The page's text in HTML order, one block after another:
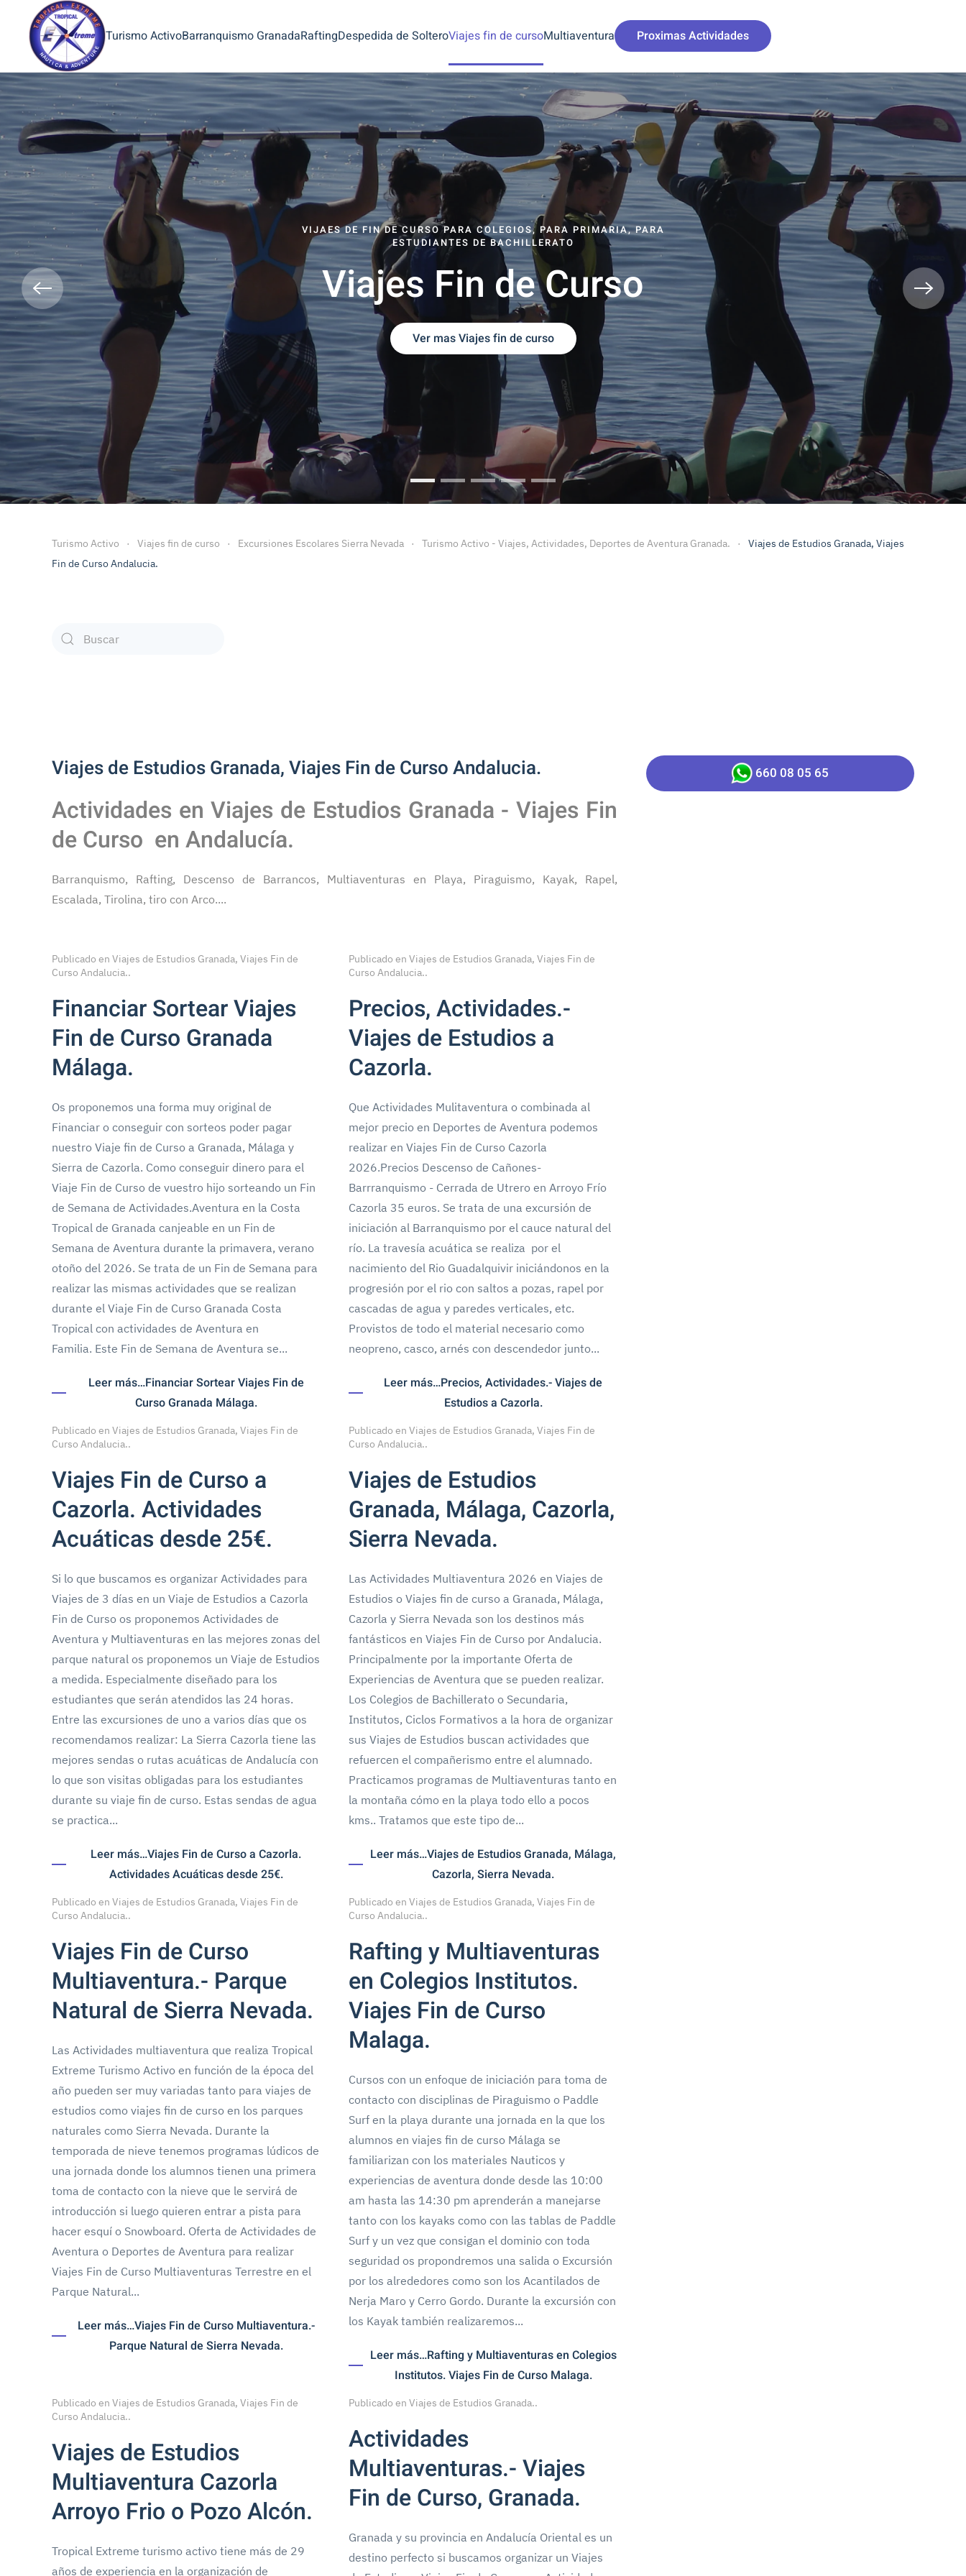
Turismo ActivoBarranquismo GranadaRaftingDespedida de SolteroViajes fin de cursoMultiaventura Proximas Actividades
VIJAES DE FIN DE CURSO PARA COLEGIOS, PARA PRIMARIA, PARA
ESTUDIANTES DE BACHILLERATO
Viajes Fin de Curso
Ver mas Viajes fin de curso
Viajes Fin de Curso
Viajes fin de Curso Granada
Viajes Fin de Curso Malaga
Viaje fin de curso a Cazorla
Viajes Fin de curso Andalucia
Turismo Activo Viajes fin de curso Excursiones Escolares Sierra Nevada Turismo Activo - Viajes, Actividades, Deportes de Aventura Granada.
Viajes de Estudios Granada, Viajes
Fin de Curso Andalucia.
Viajes de Estudios Granada, Viajes Fin de Curso Andalucia.
Actividades en Viajes de Estudios Granada - Viajes Fin
de Curso en Andalucía.
Barranquismo, Rafting, Descenso de Barrancos, Multiaventuras en Playa, Piraguismo, Kayak, Rapel,
Escalada, Tirolina, tiro con Arco....
Publicado en Viajes de Estudios Granada, Viajes Fin de
Curso Andalucia..
Financiar Sortear Viajes
Fin de Curso Granada
Málaga.
Os proponemos una forma muy original de
Financiar o conseguir con sorteos poder pagar
nuestro Viaje fin de Curso a Granada, Málaga y
Sierra de Cazorla. Como conseguir dinero para el
Viaje Fin de Curso de vuestro hijo sorteando un Fin
de Semana de Actividades.Aventura en la Costa
Tropical de Granada canjeable en un Fin de
Semana de Aventura durante la primavera, verano
otoño del 2026. Se trata de un Fin de Semana para
realizar las mismas actividades que se realizan
durante el Viaje Fin de Curso Granada Costa
Tropical con actividades de Aventura en
Familia. Este Fin de Semana de Aventura se...
Leer más…Financiar Sortear Viajes Fin de
Curso Granada Málaga.
Publicado enViajes de Estudios Granada, Viajes Fin de
Curso Andalucia..
Precios, Actividades.-
Viajes de Estudios a
Cazorla.
Que Actividades Mulitaventura o combinada al
mejor precio en Deportes de Aventura podemos
realizar en Viajes Fin de Curso Cazorla
2026.Precios Descenso de Cañones-
Barrranquismo - Cerrada de Utrero en Arroyo Frío
Cazorla 35 euros. Se trata de una excursión de
iniciación al Barranquismo por el cauce natural del
río. La travesía acuática se realiza por el
nacimiento del Rio Guadalquivir iniciándonos en la
progresión por el rio con saltos a pozas, rapel por
cascadas de agua y paredes verticales, etc.
Provistos de todo el material necesario como
neopreno, casco, arnés con descendedor junto...
Leer más…Precios, Actividades.- Viajes de
Estudios a Cazorla.
Publicado en Viajes de Estudios Granada, Viajes Fin de
Curso Andalucia..
Viajes Fin de Curso a
Cazorla. Actividades
Acuáticas desde 25€.
Si lo que buscamos es organizar Actividades para
Viajes de 3 días en un Viaje de Estudios a Cazorla
Fin de Curso os proponemos Actividades de
Aventura y Multiaventuras en las mejores zonas del
parque natural os proponemos un Viaje de Estudios
a medida. Especialmente diseñado para los
estudiantes que serán atendidos las 24 horas.
Entre las excursiones de uno a varios días que os
recomendamos realizar: La Sierra Cazorla tiene las
mejores sendas o rutas acuáticas de Andalucía con
lo que son visitas obligadas para los estudiantes
durante su viaje fin de curso. Estas sendas de agua
se practica...
Leer más…Viajes Fin de Curso a Cazorla.
Actividades Acuáticas desde 25€.
Publicado enViajes de Estudios Granada, Viajes Fin de
Curso Andalucia..
Viajes de Estudios
Granada, Málaga, Cazorla,
Sierra Nevada.
Las Actividades Multiaventura 2026 en Viajes de
Estudios o Viajes fin de curso a Granada, Málaga,
Cazorla y Sierra Nevada son los destinos más
fantásticos en Viajes Fin de Curso por Andalucia.
Principalmente por la importante Oferta de
Experiencias de Aventura que se pueden realizar.
Los Colegios de Bachillerato o Secundaria,
Institutos, Ciclos Formativos a la hora de organizar
sus Viajes de Estudios buscan actividades que
refuercen el compañerismo entre el alumnado.
Practicamos programas de Multiaventuras tanto en
la montaña cómo en la playa todo ello a pocos
kms.. Tratamos que este tipo de...
Leer más…Viajes de Estudios Granada, Málaga,
Cazorla, Sierra Nevada.
Publicado en Viajes de Estudios Granada, Viajes Fin de
Curso Andalucia..
Viajes Fin de Curso
Multiaventura.- Parque
Natural de Sierra Nevada.
Las Actividades multiaventura que realiza Tropical
Extreme Turismo Activo en función de la época del
año pueden ser muy variadas tanto para viajes de
estudios como viajes fin de curso en los parques
naturales como Sierra Nevada. Durante la
temporada de nieve tenemos programas lúdicos de
una jornada donde los alumnos tienen una primera
toma de contacto con la nieve que le servirá de
introducción si luego quieren entrar a pista para
hacer esquí o Snowboard. Oferta de Actividades de
Aventura o Deportes de Aventura para realizar
Viajes Fin de Curso Multiaventuras Terrestre en el
Parque Natural...
Leer más…Viajes Fin de Curso Multiaventura.-
Parque Natural de Sierra Nevada.
Publicado enViajes de Estudios Granada, Viajes Fin de
Curso Andalucia..
Rafting y Multiaventuras
en Colegios Institutos.
Viajes Fin de Curso
Malaga.
Cursos con un enfoque de iniciación para toma de
contacto con disciplinas de Piraguismo o Paddle
Surf en la playa durante una jornada en la que los
alumnos en viajes fin de curso Málaga se
familiarizan con los materiales Nauticos y
experiencias de aventura donde desde las 10:00
am hasta las 14:30 pm aprenderán a manejarse
tanto con los kayaks como con las tablas de Paddle
Surf y un vez que consigan el dominio con toda
seguridad os propondremos una salida o Excursión
por los alrededores como son los Acantilados de
Nerja Maro y Cerro Gordo. Durante la excursión con
los Kayak también realizaremos...
Leer más…Rafting y Multiaventuras en Colegios
Institutos. Viajes Fin de Curso Malaga.
Publicado en Viajes de Estudios Granada, Viajes Fin de
Curso Andalucia..
Viajes de Estudios
Multiaventura Cazorla
Arroyo Frio o Pozo Alcón.
Tropical Extreme turismo activo tiene más de 29
años de experiencia en la organización de
Publicado enViajes de Estudios Granada..
Actividades
Multiaventuras.- Viajes
Fin de Curso, Granada.
Granada y su provincia en Andalucía Oriental es un
destino perfecto si buscamos organizar un Viajes
660 08 05 65